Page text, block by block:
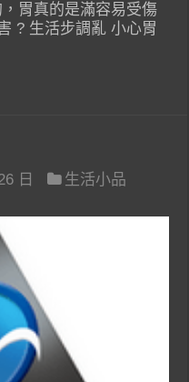
胃真的是滿容易受傷
? 生活步調亂 小心胃
日
生活小品